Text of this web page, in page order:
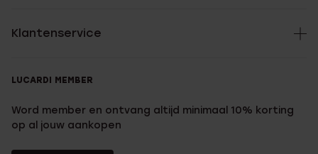
Klantenservice
LUCARDI MEMBER
Word member en ontvang altijd minimaal 10% korting
op al jouw aankopen